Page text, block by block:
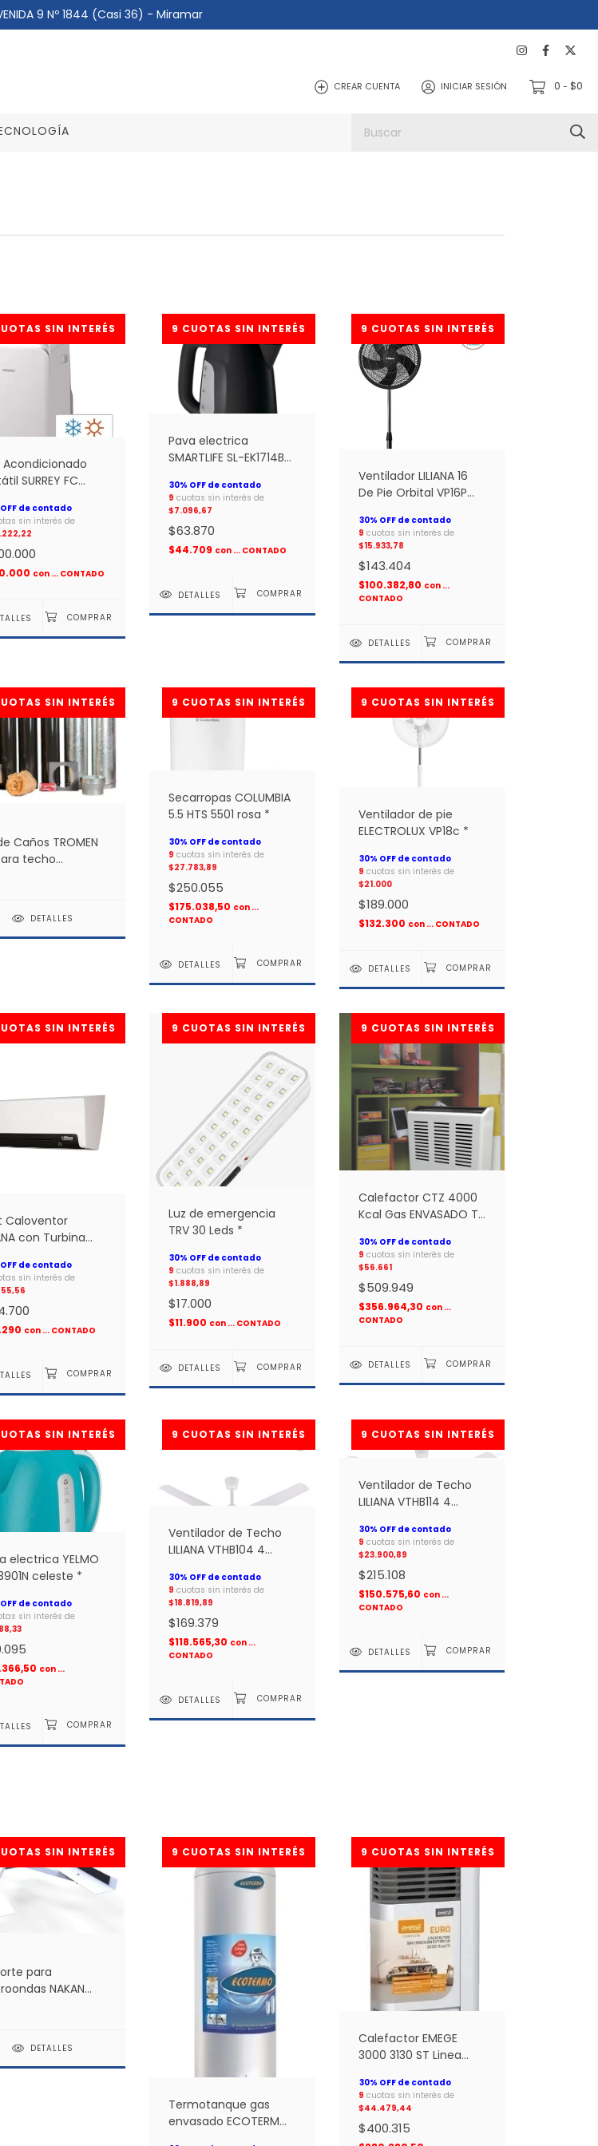
9 Nº 1844 (Casi 36) - Miramar
CREAR CUENTA INICIAR SESIÓN 0 - $0
Acondicionado
SURREY FC
sin interés de
con ... CONTADO
Pava electrica
SMARTLIFE SL-EK1714B
9 cuotas sin interés de
$7.096,67
$63.870
$44.709 con ... CONTADO
DETALLES
Ventilador LILIANA 16
De Pie Orbital VP16P
9 cuotas sin interés de
$15.933,78
$143.404
$100.382,80 con ...
CONTADO
DETALLES
Caños TROMEN
techo
DETALLES
Secarropas COLUMBIA
5.5 HTS 5501 rosa *
9 cuotas sin interés de
$27.783,89
$250.055
$175.038,50 con ...
CONTADO
DETALLES
Ventilador de pie
ELECTROLUX VP18c *
9 cuotas sin interés de
$21.000
$189.000
$132.300 con ... CONTADO
DETALLES
Caloventor
con Turbina
*
sin interés de
con ... CONTADO
Luz de emergencia
TRV 30 Leds *
9 cuotas sin interés de
$1.888,89
$17.000
$11.900 con ... CONTADO
DETALLES
Calefactor CTZ 4000
Kcal Gas ENVASADO TB
9 cuotas sin interés de
$56.661
$509.949
$356.964,30 con ...
CONTADO
DETALLES
electrica YELMO
celeste *
sin interés de
con ...
Ventilador de Techo
LILIANA VTHB104 4
SIN luz *
9 cuotas sin interés de
$18.819,89
$169.379
$118.565,30 con ...
CONTADO
DETALLES
Ventilador de Techo
LILIANA VTHB114 4
CON luz *
9 cuotas sin interés de
$23.900,89
$215.108
$150.575,60 con ...
CONTADO
DETALLES
para
NAKAN
DETALLES
Termotanque gas
envasado ECOTERMO
Calefactor EMEGE
3000 3130 ST Linea
9 cuotas sin interés de
$44.479,44
$400.315